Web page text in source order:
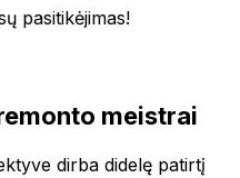
pasitikėjimas!
meistrai
dirba didelę patirtį